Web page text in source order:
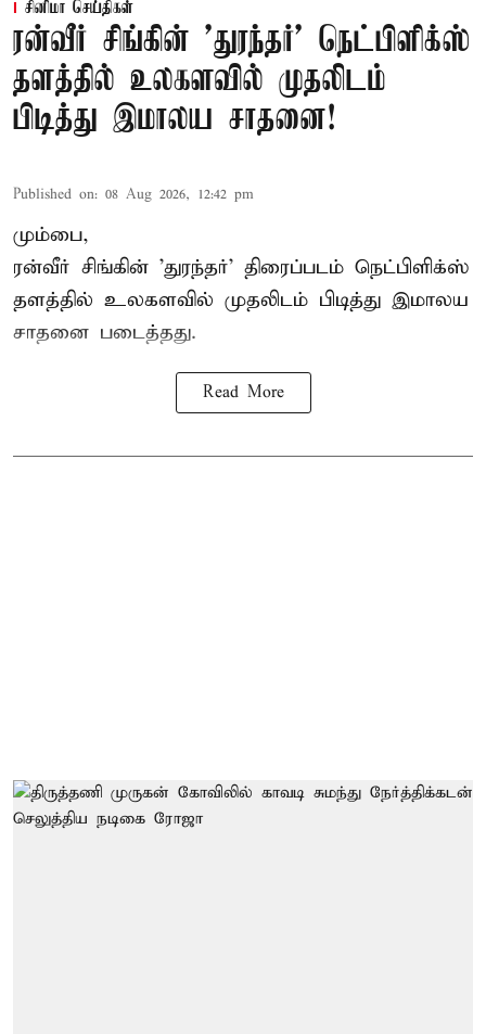
சினிமா செய்திகள்
ரன்வீர் சிங்கின் 'துரந்தர்' நெட்பிளிக்ஸ்
தளத்தில் உலகளவில் முதலிடம்
பிடித்து இமாலய சாதனை!
Published on: 08 Aug 2026, 12:42 pm
மும்பை,
ரன்வீர் சிங்கின் 'துரந்தர்' திரைப்படம் நெட்பிளிக்ஸ்
தளத்தில் உலகளவில் முதலிடம் பிடித்து இமாலய
சாதனை படைத்தது.
Read More